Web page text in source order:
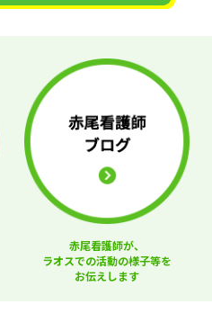
赤尾看護師が、
ラオスでの活動の様子等を
お伝えします